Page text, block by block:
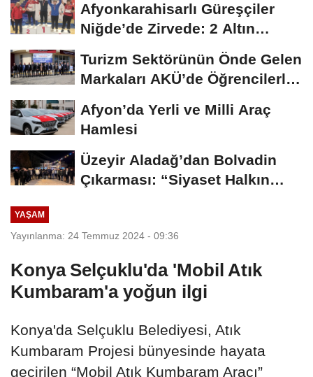
Afyonkarahisarlı Güreşçiler
Niğde’de Zirvede: 2 Altın
Turizm Sektörünün Önde Gelen
Markaları AKÜ’de Öğrencilerle
Afyon’da Yerli ve Milli Araç
Hamlesi
Üzeyir Aladağ’dan Bolvadin
Çıkarması: “Siyaset Halkın
YAŞAM
Yayınlanma: 24 Temmuz 2024 - 09:36
Konya Selçuklu'da 'Mobil Atık
Kumbaram'a yoğun ilgi
Konya'da Selçuklu Belediyesi, Atık
Kumbaram Projesi bünyesinde hayata
geçirilen “Mobil Atık Kumbaram Aracı”